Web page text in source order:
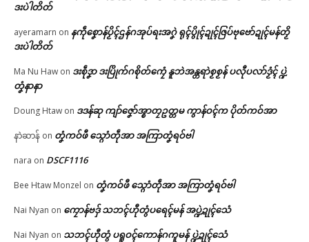
© ဌာန်ပရိုၚ်ဗၠးၜးမန်
စာၚ်ပ္ဍဲခရိုၚ်
In "လိက်ပရေၚ်"
ဒးပဲါတိတ်
ayeramarn on နကဵုစၞောန်ပၟိၚ်ဌန်ဂအုပ်ရးအဂၞဲ ရုၚ်ပွိုၚ်ဍုၚ်ဇြပ်ဗုဗော်ဍုၚ်မန်တၟိ
ဒးပဲါတိတ်
Ma Nu Haw on ဒးစဵုဒၞာ ဒးပြိုက်ဂစိုတ်ကၠေံ နူဘဲအန္တရာဲစၟစၟန် ပလီုပလာ်ဒၟံၚ် ပ္ဍဲ
တၞံနာနာ
Doung Htaw on ဒဒန်ဆု ကျာ်ဇၞော်အ္စာတၠဥတ္တမ ကွာန်ဝၚ်က ပိုတ်ကဝ်အာ
နာဲဆာန် on တၞံကဝ်ဖီ သ္ဂောံတဵုအာ အကြာတၞံရဝ်ဗါ
nara on DSCF1116
Bee Htaw Monzel on တၞံကဝ်ဖီ သ္ဂောံတဵုအာ အကြာတၞံရဝ်ဗါ
Nai Nyan on ကၠောန်ဗဒှ် သဘၚ်ဟီုတွံပရေၚ်မန် အပ္ဍဲဍုၚ်သေံ
Nai Nyan on သဘၚ်ဟီုတွံ ပရူဝၚ်ကောန်ဂကူမန် ပ္ဍဲဍုၚ်သေံ